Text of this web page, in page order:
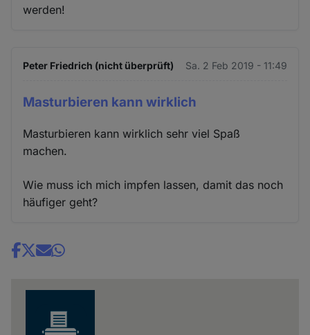
werden!
Peter Friedrich (nicht überprüft) Sa. 2 Feb 2019 - 11:49
Masturbieren kann wirklich
Masturbieren kann wirklich sehr viel Spaß
machen.
Wie muss ich mich impfen lassen, damit das noch
häufiger geht?
Share